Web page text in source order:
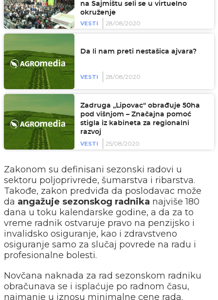
na Sajmištu seli se u virtuelno
okruženje
VESTI
28/08/2020
Da li nam preti nestašica ajvara?
VESTI 28/08/2020
Zadruga „Lipovac“ obrađuje 50ha
pod višnjom – Značajna pomoć
stigla iz kabineta za regionalni
razvoj
VESTI
25/08/2020
Zakonom su definisani sezonski radovi u
sektoru poljoprivrede, šumarstva i ribarstva.
Takođe, zakon predviđa da poslodavac može
da angažuje sezonskog radnika najviše 180
dana u toku kalendarske godine, a da za to
vreme radnik ostvaruje pravo na penzijsko i
invalidsko osiguranje, kao i zdravstveno
osiguranje samo za slučaj povrede na radu i
profesionalne bolesti.
Novčana naknada za rad sezonskom radniku
obračunava se i isplaćuje po radnom času,
najmanje u iznosu minimalne cene rada.